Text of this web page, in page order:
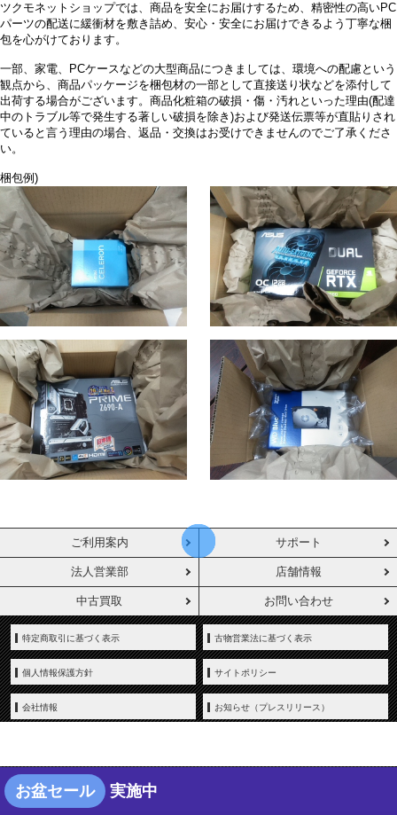
ツクモネットショップでは、商品を安全にお届けするため、精密性の高いPC
パーツの配送に緩衝材を敷き詰め、安心・安全にお届けできるよう丁寧な梱
包を心がけております。
一部、家電、PCケースなどの大型商品につきましては、環境への配慮という
観点から、商品パッケージを梱包材の一部として直接送り状などを添付して
出荷する場合がございます。商品化粧箱の破損・傷・汚れといった理由(配達
中のトラブル等で発生する著しい破損を除き)および発送伝票等が直貼りされ
ていると言う理由の場合、返品・交換はお受けできませんのでご了承くださ
い。
梱包例)
ご利用案内 サポート
法人営業部 店舗情報
中古買取 お問い合わせ
特定商取引に基づく表示 古物営業法に基づく表示
個人情報保護方針 サイトポリシー
会社情報 お知らせ（プレスリリース）
Copyright © YAMADA-DENKI Co., Ltd. All rights reserved.
お盆セール 実施中